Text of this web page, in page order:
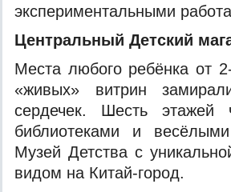
экспериментальными
Центральный Детский
Места любого ребёнка от
«живых» витрин
сердечек. Шесть этажей
библиотеками и
Музей Детства с
видом на Китай-город.